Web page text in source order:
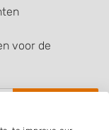
voor de